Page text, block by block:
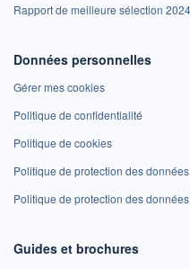
Rapport de meilleure sélection 2024
Données personnelles
Gérer mes cookies
Politique de confidentialité
Politique de cookies
Politique de protection des
Politique de protection des
Guides et brochures